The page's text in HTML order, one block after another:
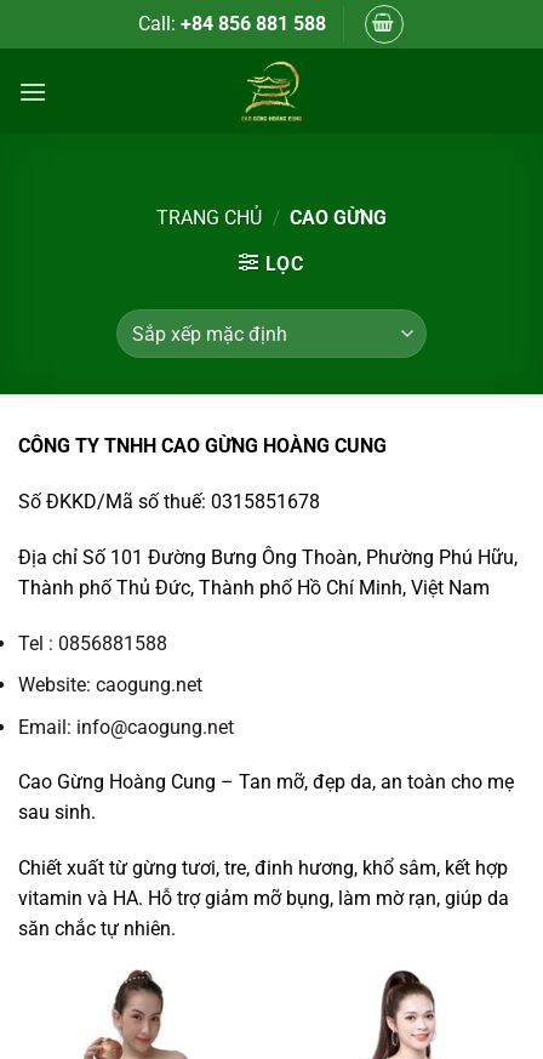
qua
dung
Call: +84 856 881 588
TRANG CHỦ / CAO GỪNG
LỌC
CÔNG TY TNHH CAO GỪNG HOÀNG CUNG
Số ĐKKD/Mã số thuế: 0315851678
Địa chỉ Số 101 Đường Bưng Ông Thoàn, Phường Phú Hữu,
Thành phố Thủ Đức, Thành phố Hồ Chí Minh, Việt Nam
Tel : 0856881588
Website: caogung.net
Email: info@caogung.net
Cao Gừng Hoàng Cung – Tan mỡ, đẹp da, an toàn cho mẹ
sau sinh.
Chiết xuất từ gừng tươi, tre, đinh hương, khổ sâm, kết hợp
vitamin và HA. Hỗ trợ giảm mỡ bụng, làm mờ rạn, giúp da
săn chắc tự nhiên.